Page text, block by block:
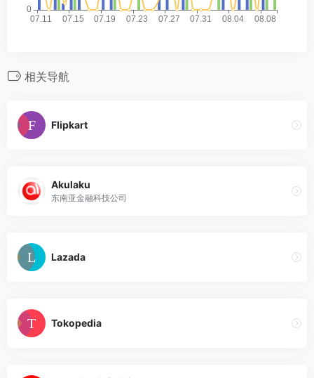
相关导航
Flipkart
Akulaku
东南亚金融科技公司
Lazada
Tokopedia